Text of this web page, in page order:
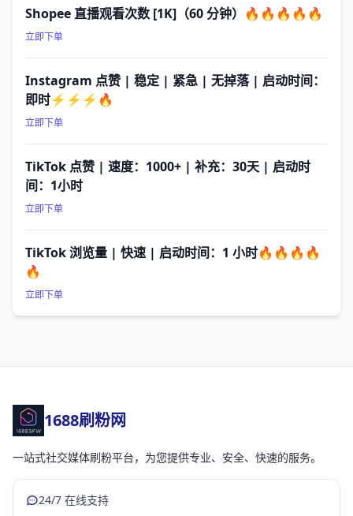
Shopee 直播观看次数 [1K]（60 分钟）🔥🔥🔥🔥🔥
立即下单
Instagram 点赞 | 稳定 | 紧急 | 无掉落 | 启动时间：
即时⚡⚡⚡🔥
立即下单
TikTok 点赞 | 速度：1000+ | 补充：30天 | 启动时
间：1小时
立即下单
TikTok 浏览量 | 快速 | 启动时间：1 小时🔥🔥🔥🔥
🔥
立即下单
1688刷粉网
一站式社交媒体刷粉平台，为您提供专业、安全、快速的服务。
24/7 在线支持